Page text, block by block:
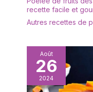
recette facile et
Autres recettes de
Août
26
2024